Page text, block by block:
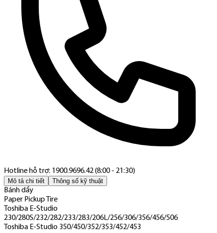
Hotline hỗ trợ: 1900.9696.42 (8:00 - 21:30)
Mô tả chi tiết Thông số kỹ thuật
Bánh dầy
Paper Pickup Tire
Toshiba E-Studio
230/280S/232/282/233/283/206L/256/306/356/456/506
Toshiba E-Studio 350/450/352/353/452/453